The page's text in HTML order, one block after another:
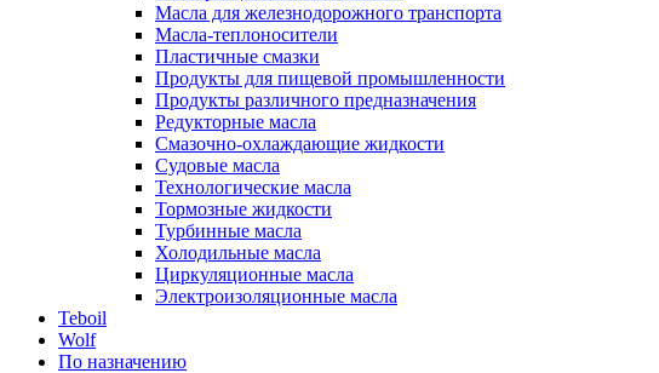
Масла для железнодорожного транспорта
Масла-теплоносители
Пластичные смазки
Продукты для пищевой промышленности
Продукты различного предназначения
Редукторные масла
Смазочно-охлаждающие жидкости
Судовые масла
Технологические масла
Тормозные жидкости
Турбинные масла
Холодильные масла
Циркуляционные масла
Электроизоляционные масла
Teboil
Wolf
По назначению